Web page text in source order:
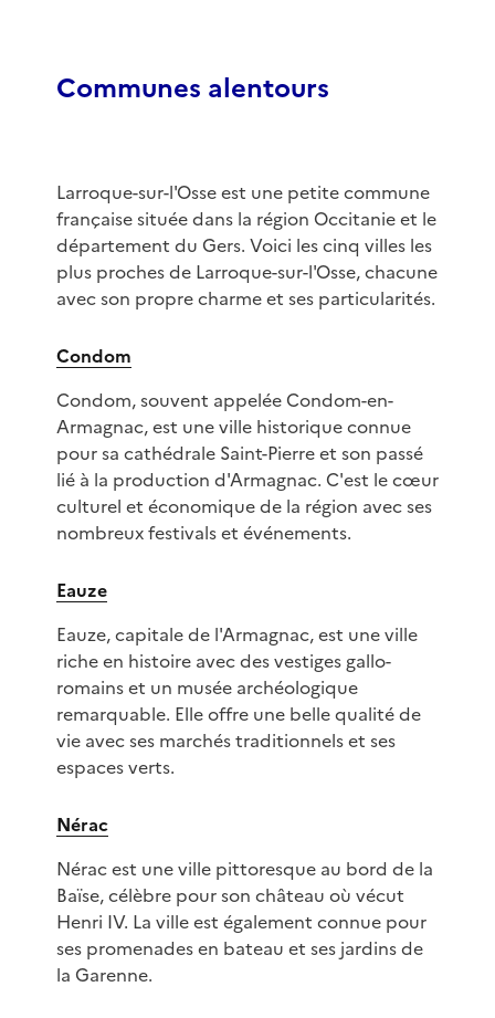
Communes alentours
Larroque-sur-l'Osse est une petite commune
française située dans la région Occitanie et le
département du Gers. Voici les cinq villes les
plus proches de Larroque-sur-l'Osse, chacune
avec son propre charme et ses particularités.
Condom
Condom, souvent appelée Condom-en-
Armagnac, est une ville historique connue
pour sa cathédrale Saint-Pierre et son passé
lié à la production d'Armagnac. C'est le cœur
culturel et économique de la région avec ses
nombreux festivals et événements.
Eauze
Eauze, capitale de l'Armagnac, est une ville
riche en histoire avec des vestiges gallo-
romains et un musée archéologique
remarquable. Elle offre une belle qualité de
vie avec ses marchés traditionnels et ses
espaces verts.
Nérac
Nérac est une ville pittoresque au bord de la
Baïse, célèbre pour son château où vécut
Henri IV. La ville est également connue pour
ses promenades en bateau et ses jardins de
la Garenne.